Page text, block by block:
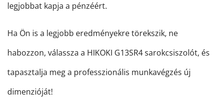
legjobbat kapja a pénzéért.
Ha Ön is a legjobb eredményekre törekszik, ne
habozzon, válassza a HIKOKI G13SR4 sarokcsiszolót, és
tapasztalja meg a professzionális munkavégzés új
dimenzióját!